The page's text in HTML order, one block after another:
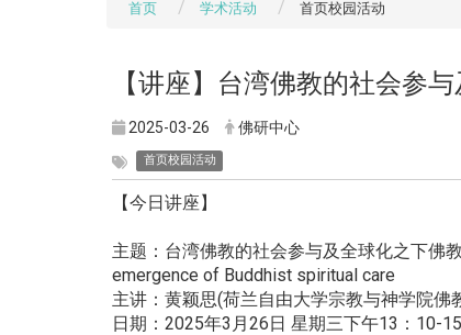
首页 学术活动 首页校园活动
【讲座】台湾佛教的社会参
2025-03-26 佛研中心
首页校园活动
【今日讲座】
主题：台湾佛教的社会参与及全球化之下佛
emergence of Buddhist spiritual care
主讲：黄颖思(荷兰自由大学宗教与神学院佛
日期：2025年3月26日 星期三下午13：10-